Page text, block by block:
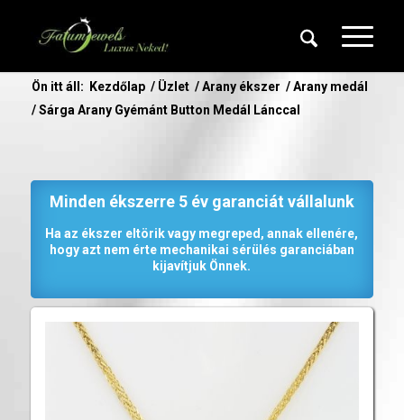
Ön itt áll: Kezdőlap / Üzlet / Arany ékszer / Arany medál
/ Sárga Arany Gyémánt Button Medál Lánccal
Minden ékszerre 5 év garanciát vállalunk
Ha az ékszer eltörik vagy megreped, annak ellenére,
hogy azt nem érte mechanikai sérülés garanciában
kijavítjuk Önnek.